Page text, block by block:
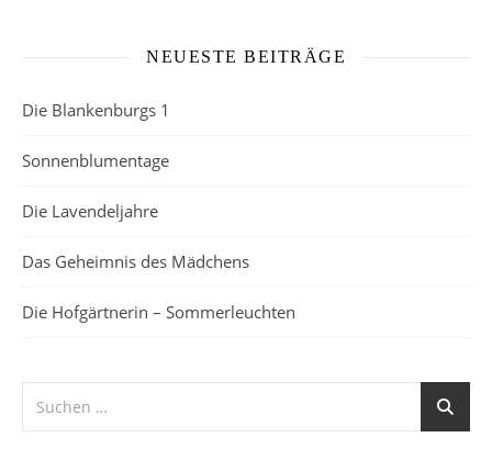
NEUESTE BEITRÄGE
Die Blankenburgs 1
Sonnenblumentage
Die Lavendeljahre
Das Geheimnis des Mädchens
Die Hofgärtnerin – Sommerleuchten